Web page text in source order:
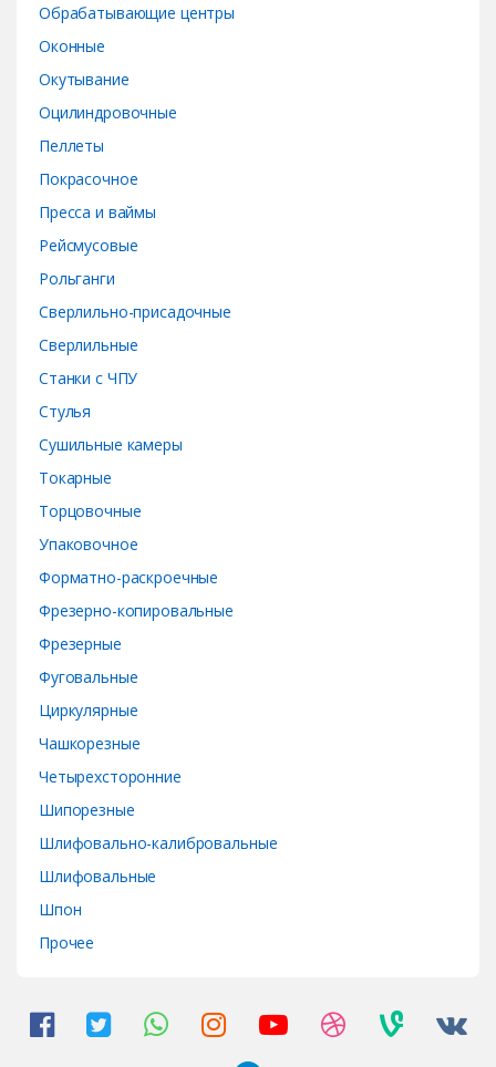
Обрабатывающие центры
Оконные
Окутывание
Оцилиндровочные
Пеллеты
Покрасочное
Пресса и ваймы
Рейсмусовые
Рольганги
Сверлильно-присадочные
Сверлильные
Станки с ЧПУ
Стулья
Сушильные камеры
Токарные
Торцовочные
Упаковочное
Форматно-раскроечные
Фрезерно-копировальные
Фрезерные
Фуговальные
Циркулярные
Чашкорезные
Четырехсторонние
Шипорезные
Шлифовально-калибровальные
Шлифовальные
Шпон
Прочее